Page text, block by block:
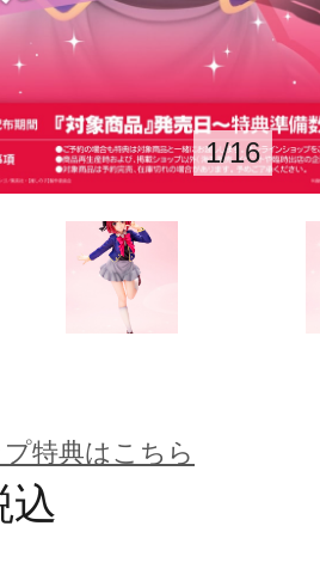
1/16
特典はこちら
込